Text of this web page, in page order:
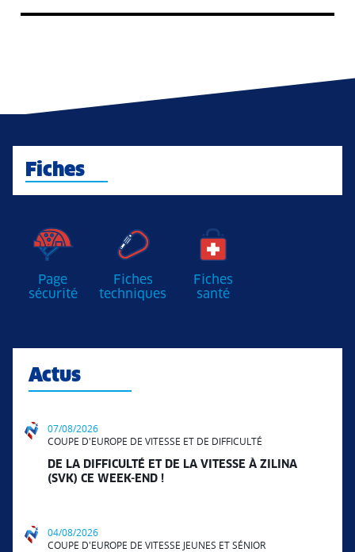
Fiches
Page
sécurité
Fiches
techniques
Fiches
santé
Actus
07/08/2026
COUPE D'EUROPE DE VITESSE ET DE DIFFICULTÉ
DE LA DIFFICULTÉ ET DE LA VITESSE À ZILINA
(SVK) CE WEEK-END !
04/08/2026
COUPE D'EUROPE DE VITESSE JEUNES ET SÉNIOR